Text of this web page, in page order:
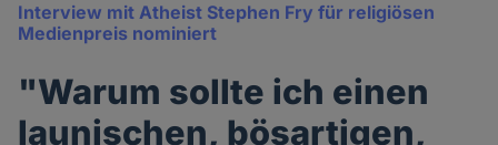
Interview mit Atheist Stephen Fry für religiösen
Medienpreis nominiert
"Warum sollte ich einen
launischen, bösartigen,